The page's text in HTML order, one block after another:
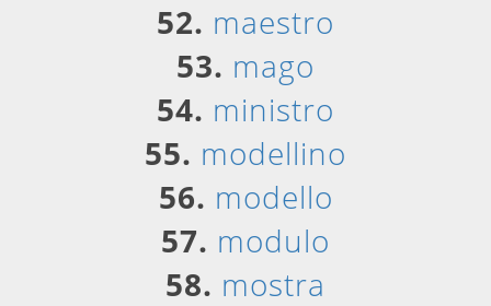
52. maestro
53. mago
54. ministro
55. modellino
56. modello
57. modulo
58. mostra